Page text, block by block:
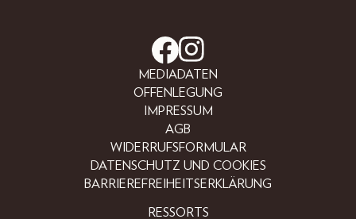
MEDIADATEN
OFFENLEGUNG
IMPRESSUM
AGB
WIDERRUFSFORMULAR
DATENSCHUTZ UND COOKIES
BARRIEREFREIHEITSERKLÄRUNG
RESSORTS